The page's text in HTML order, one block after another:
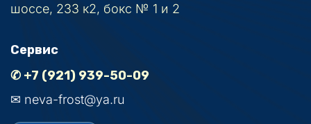
шоссе, 233 к2, бокс № 1 и 2
Сервис
✆ +7 (921) 939-50-09
✉ neva-frost@ya.ru